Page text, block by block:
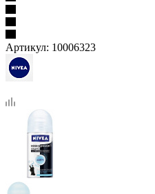
Артикул: 10006323